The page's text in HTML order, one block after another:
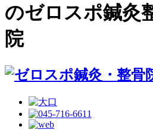
のゼロスポ鍼灸
院